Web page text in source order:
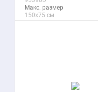
Макс. размер
150x75 см